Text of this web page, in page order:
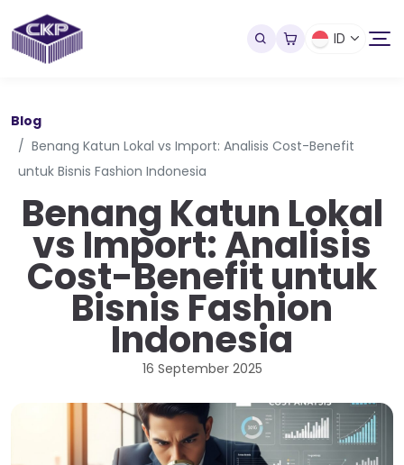
ID
Blog
Benang Katun Lokal vs Import: Analisis Cost-Benefit
untuk Bisnis Fashion Indonesia
Benang Katun Lokal
vs Import: Analisis
Cost-Benefit untuk
Bisnis Fashion
Indonesia
16 September 2025